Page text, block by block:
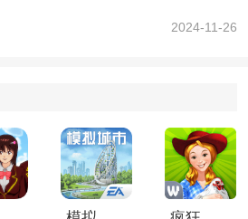
金”、“利滚利”是互斥的了。
至少会拥有的散件数：11→12
2金币和1个【装备重铸器】。(不
2024-11-26